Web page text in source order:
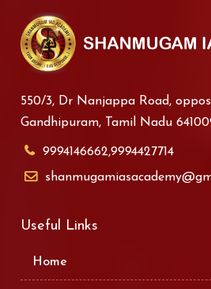
550/3, Dr Nanjappa Road,
Gandhipuram, Tamil Nadu
9994146662,9994427714
Useful Links
Home